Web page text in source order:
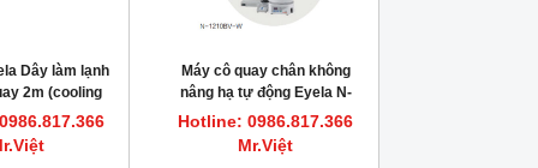
Dây làm lạnh
2m (cooling
ID9.0mm
Máy cô quay chân không
nâng hạ tự động Eyela N-
1210BV-W
Hotline: 0986.817.366
Mr.Việt